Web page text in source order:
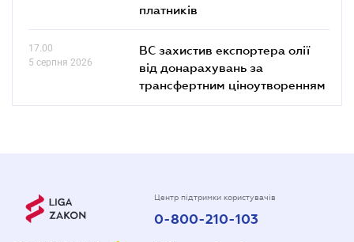
платників
17.00
5 серпня 2026
ВС захистив експортера олії
від донарахувань за
трансфертним ціноутворенням
Центр підтримки користувачів
0-800-210-103